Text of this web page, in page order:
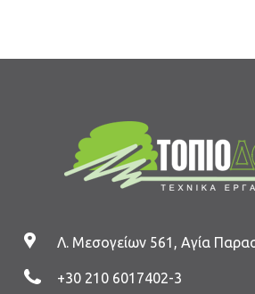
Λ. Μεσογείων 561, Αγία
+30 210 6017402-3